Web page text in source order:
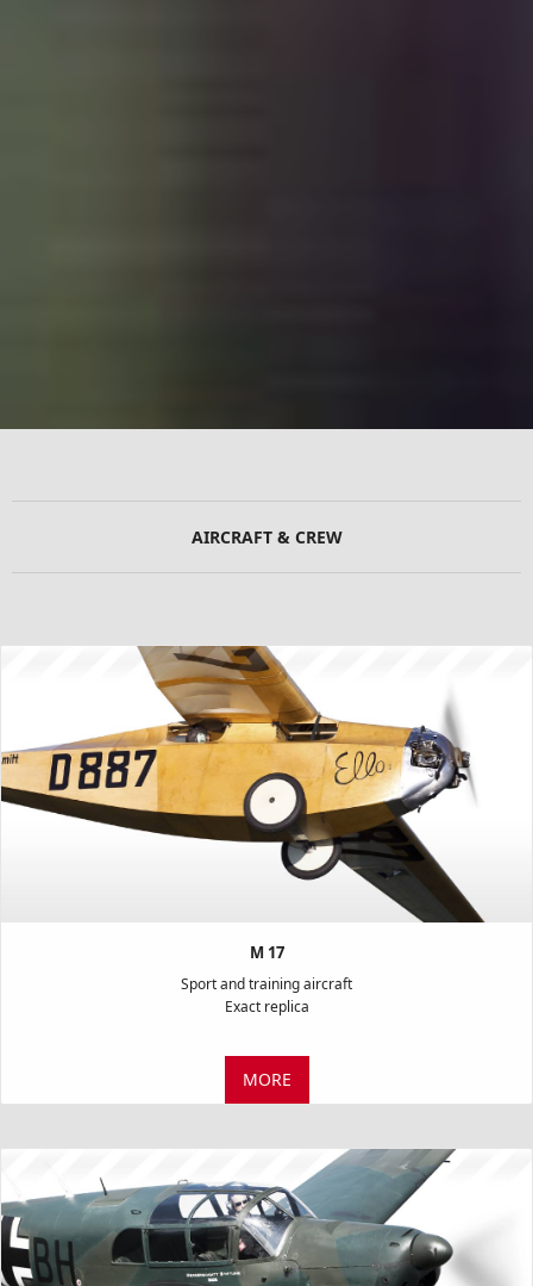
AIRCRAFT & CREW
M 17
Sport and training aircraft
Exact replica
MORE